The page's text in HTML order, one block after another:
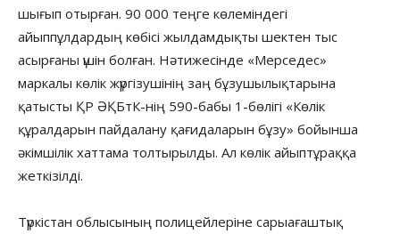
шығып отырған. 90 000 теңге көлеміндегі
айыппұлдардың көбісі жылдамдықты шектен тыс
асырғаны үшін болған. Нәтижесінде «Мерседес»
маркалы көлік жүргізушінің заң бұзушылықтарына
қатысты ҚР ӘҚБтК-нің 590-бабы 1-бөлігі «Көлік
құралдарын пайдалану қағидаларын бұзу» бойынша
әкімшілік хаттама толтырылды. Ал көлік айыптұраққа
жеткізілді.
Түркістан облысының полицейлеріне сарыағаштық